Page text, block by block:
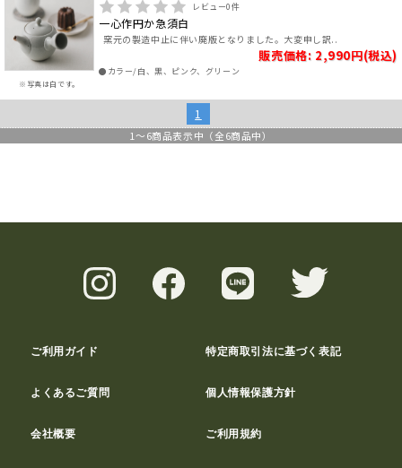
※写真は白です。
レビュー0件
一心作円か急須白
窯元の製造中止に伴い廃版となりました。大変申し訳..
販売価格: 2,990円(税込)
●カラー/白、黒、ピンク、グリーン
1
1 ～6商品表示中（全6商品中）
ご利用ガイド 特定商取引法に基づく表記
よくあるご質問 個人情報保護方針
会社概要 ご利用規約